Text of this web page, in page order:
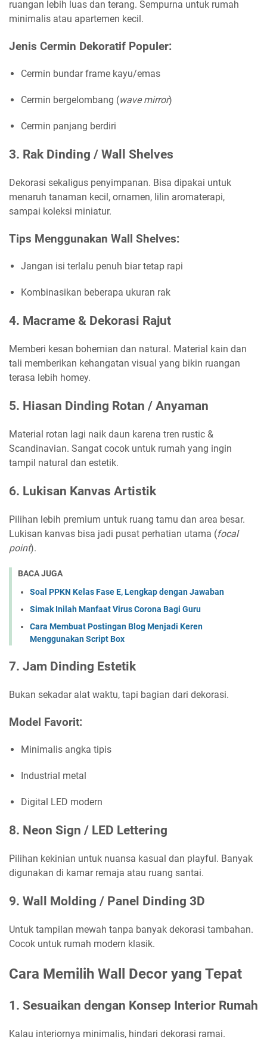
ruangan lebih luas dan terang. Sempurna untuk rumah
minimalis atau apartemen kecil.
Jenis Cermin Dekoratif Populer:
Cermin bundar frame kayu/emas
Cermin bergelombang (wave mirror)
Cermin panjang berdiri
3. Rak Dinding / Wall Shelves
Dekorasi sekaligus penyimpanan. Bisa dipakai untuk
menaruh tanaman kecil, ornamen, lilin aromaterapi,
sampai koleksi miniatur.
Tips Menggunakan Wall Shelves:
Jangan isi terlalu penuh biar tetap rapi
Kombinasikan beberapa ukuran rak
4. Macrame & Dekorasi Rajut
Memberi kesan bohemian dan natural. Material kain dan
tali memberikan kehangatan visual yang bikin ruangan
terasa lebih homey.
5. Hiasan Dinding Rotan / Anyaman
Material rotan lagi naik daun karena tren rustic &
Scandinavian. Sangat cocok untuk rumah yang ingin
tampil natural dan estetik.
6. Lukisan Kanvas Artistik
Pilihan lebih premium untuk ruang tamu dan area besar.
Lukisan kanvas bisa jadi pusat perhatian utama (focal
point).
BACA JUGA
Soal PPKN Kelas Fase E, Lengkap dengan Jawaban
Simak Inilah Manfaat Virus Corona Bagi Guru
Cara Membuat Postingan Blog Menjadi Keren
Menggunakan Script Box
7. Jam Dinding Estetik
Bukan sekadar alat waktu, tapi bagian dari dekorasi.
Model Favorit:
Minimalis angka tipis
Industrial metal
Digital LED modern
8. Neon Sign / LED Lettering
Pilihan kekinian untuk nuansa kasual dan playful. Banyak
digunakan di kamar remaja atau ruang santai.
9. Wall Molding / Panel Dinding 3D
Untuk tampilan mewah tanpa banyak dekorasi tambahan.
Cocok untuk rumah modern klasik.
Cara Memilih Wall Decor yang Tepat
1. Sesuaikan dengan Konsep Interior Rumah
Kalau interiornya minimalis, hindari dekorasi ramai.